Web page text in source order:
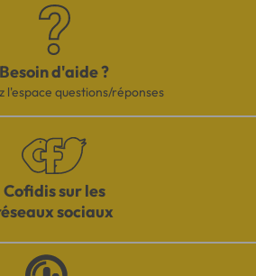
Besoin d'aide ?
l'espace questions/réponses
Cofidis sur les
sociaux